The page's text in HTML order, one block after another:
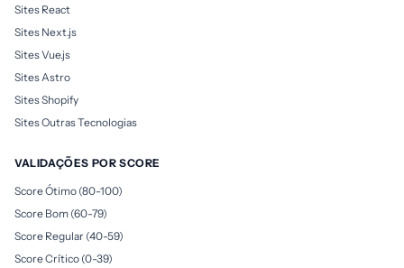
Sites React
Sites Next.js
Sites Vue.js
Sites Astro
Sites Shopify
Sites Outras Tecnologias
VALIDAÇÕES POR SCORE
Score Ótimo (80-100)
Score Bom (60-79)
Score Regular (40-59)
Score Crítico (0-39)